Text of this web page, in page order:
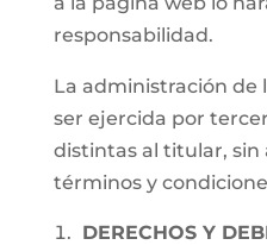
responsabilidad.
La administración de
ser ejercida por
distintas al titular, sin
términos y
DERECHOS Y